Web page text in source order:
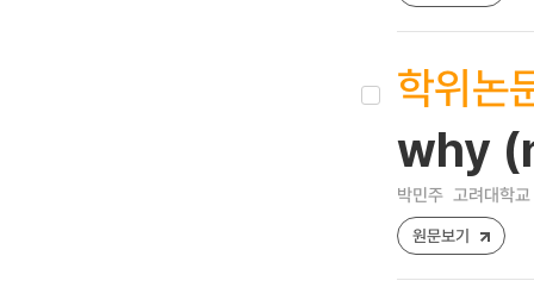
학위논
why
박민주 고려대학
원문보기